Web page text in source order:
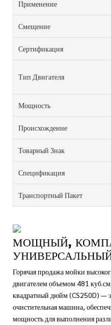
Применение
Смещение
Сертификация
Тип Двигателя
Мощность
Происхождение
Товарный Знак
Спецификация
Транспортный Пакет
МОЩНЫЙ,
Горячая продажа мойки
двигателем объемом 481
квадратный дюйм (CS250D) —
очистительная машина,
мощность для выполнения